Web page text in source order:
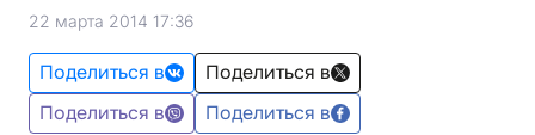
22 марта 2014 17:36
Поделиться в
Поделиться в
Поделиться в
Поделиться в